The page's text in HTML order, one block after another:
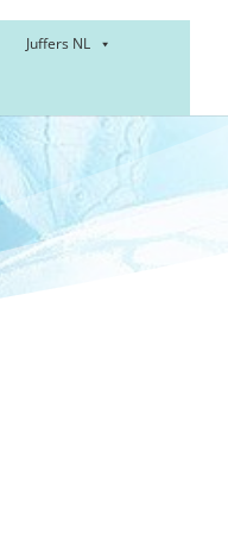
Juffers NL